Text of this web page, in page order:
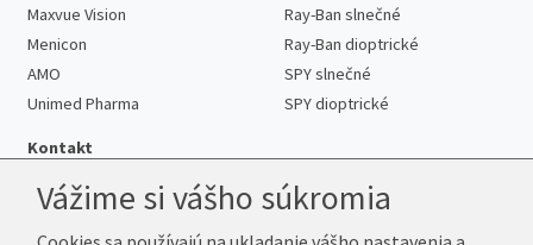
Maxvue Vision
Menicon
AMO
Unimed Pharma
Ray-Ban slnečné
Ray-Ban dioptrické
SPY slnečné
SPY dioptrické
Kontakt
Vážime si vášho súkromia